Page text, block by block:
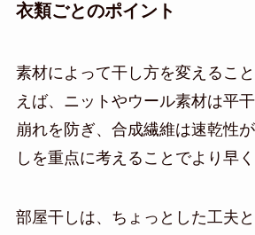
衣類ごとのポイント
素材によって干し方を変えるこ
えば、ニットやウール素材は平
崩れを防ぎ、合成繊維は速乾性
しを重点に考えることでより早く
部屋干しは、ちょっとした工夫